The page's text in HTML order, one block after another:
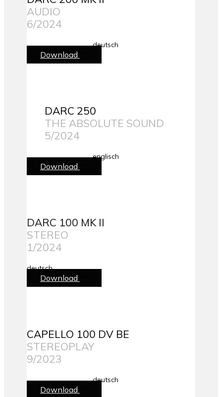
AUDIO
6/2024
deutsch
Download
DARC 250
THE ABSOLUTE SOUND
5/2024
englisch
Download
DARC 100 MK II
STEREO
1/2024
deutsch
Download
CAPELLO 100 DV BE
STEREOPLAY
9/2023
deutsch
Download